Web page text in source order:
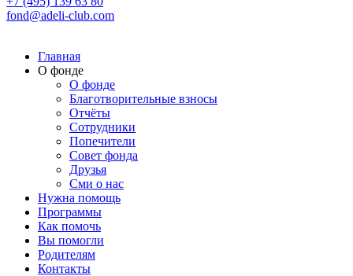
fond@adeli-club.com
Главная
О фонде
О фонде
Благотворительные взносы
Отчёты
Сотрудники
Попечители
Совет фонда
Друзья
Сми о нас
Нужна помощь
Программы
Как помочь
Вы помогли
Родителям
Контакты